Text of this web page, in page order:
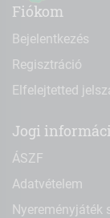
Fiókom
Bejelentkezés
Regisztráció
Elfelejtetted
Jogi
ÁSZF
Adatvételem
Nyereményjáték